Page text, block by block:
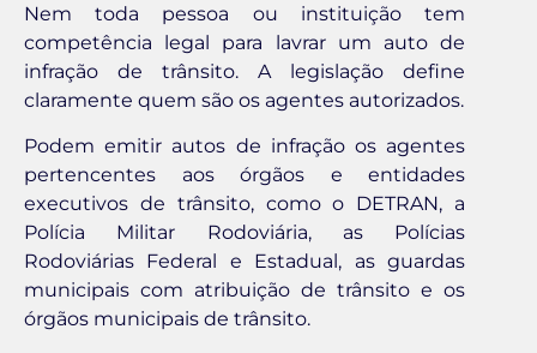
Nem toda pessoa ou instituição tem
competência legal para lavrar um auto de
infração de trânsito. A legislação define
claramente quem são os agentes autorizados.
Podem emitir autos de infração os agentes
pertencentes aos órgãos e entidades
executivos de trânsito, como o DETRAN, a
Polícia Militar Rodoviária, as Polícias
Rodoviárias Federal e Estadual, as guardas
municipais com atribuição de trânsito e os
órgãos municipais de trânsito.